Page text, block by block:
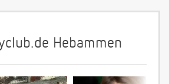
Hebammen